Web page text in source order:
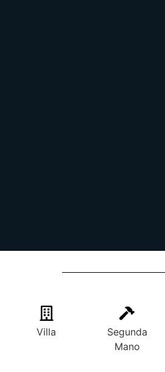
Villa
Segunda
Mano